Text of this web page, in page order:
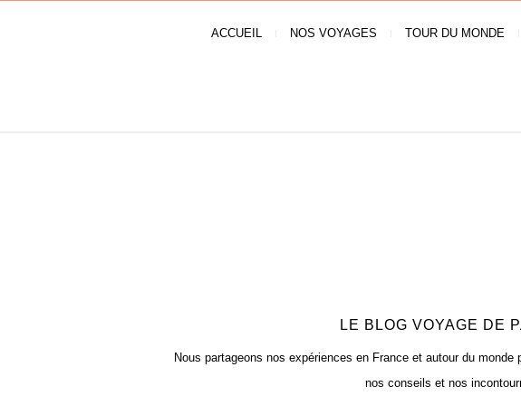
ACCUEIL NOS VOYAGES TOUR DU MONDE
LE BLOG VOYAGE DE
Nous partageons nos expériences en France et autour du
nos conseils et nos